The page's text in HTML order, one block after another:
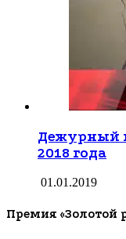
Дежурный
2018 года
01.01.2019
Премия «Золотой